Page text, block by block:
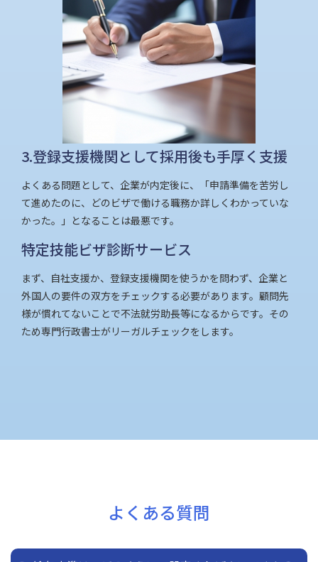
3.登録支援機関として採用後も手厚く支援
よくある問題として、企業が内定後に、「申請準備を苦労し
て進めたのに、どのビザで働ける職務か詳しくわかっていな
かった。」となることは最悪です。
特定技能ビザ診断サービス
まず、自社支援か、登録支援機関を使うかを問わず、企業と
外国人の要件の双方をチェックする必要があります。顧問先
様が慣れてないことで不法就労助長等になるからです。その
ため専門行政書士がリーガルチェックをします。
よくある質問